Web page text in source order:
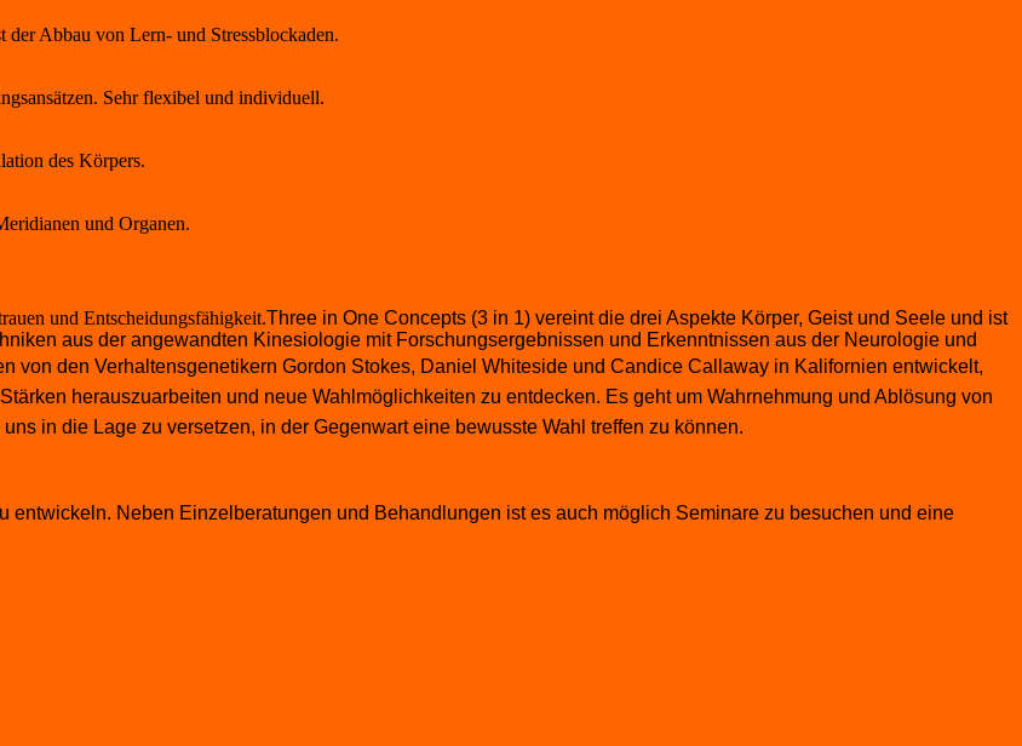
Abbau von Lern- und Stressblockaden.
Sehr flexibel und individuell.
des Körpers.
und Organen.
und Entscheidungsfähigkeit.Three in One Concepts (3 in 1) vereint die drei Aspekte Körper, Geist und Seele und ist
aus der angewandten Kinesiologie mit Forschungsergebnissen und Erkenntnissen aus der Neurologie und
von den Verhaltensgenetikern Gordon Stokes, Daniel Whiteside und Candice Callaway in Kalifornien entwickelt,
herauszuarbeiten und neue Wahlmöglichkeiten zu entdecken. Es geht um Wahrnehmung und Ablösung von
in die Lage zu versetzen, in der Gegenwart eine bewusste Wahl treffen zu können.
entwickeln. Neben Einzelberatungen und Behandlungen ist es auch möglich Seminare zu besuchen und eine